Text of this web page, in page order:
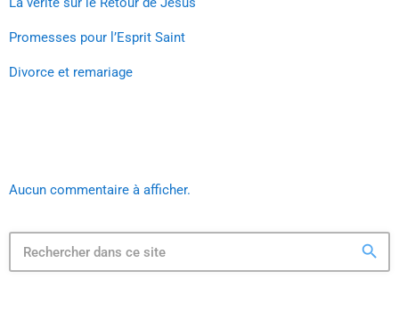
Promesses pour l’Esprit Saint
Divorce et remariage
Aucun commentaire à afficher.
search